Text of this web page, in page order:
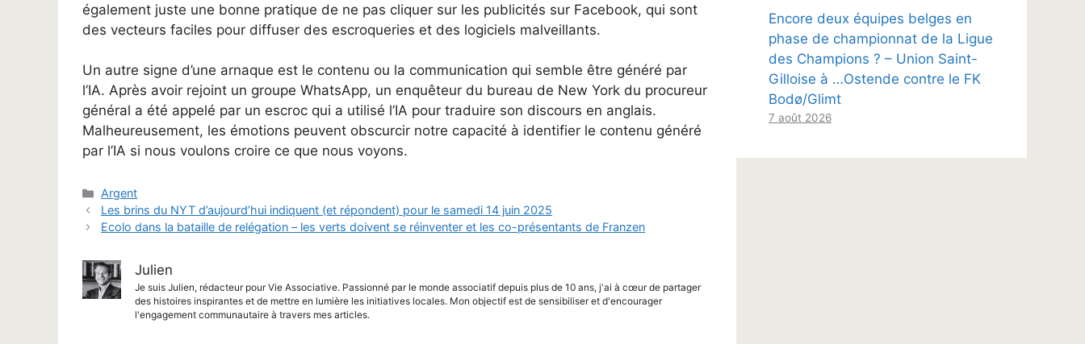
également juste une bonne pratique de ne pas cliquer sur les publicités sur Facebook, qui sont
des vecteurs faciles pour diffuser des escroqueries et des logiciels malveillants.
Un autre signe d’une arnaque est le contenu ou la communication qui semble être généré par
l’IA. Après avoir rejoint un groupe WhatsApp, un enquêteur du bureau de New York du procureur
général a été appelé par un escroc qui a utilisé l’IA pour traduire son discours en anglais.
Malheureusement, les émotions peuvent obscurcir notre capacité à identifier le contenu généré
par l’IA si nous voulons croire ce que nous voyons.
Catégories
Argent
Les brins du NYT d’aujourd’hui indiquent (et répondent) pour le samedi 14 juin 2025
Ecolo dans la bataille de relégation – les verts doivent se réinventer et les co-présentants de Franzen
Julien
Je suis Julien, rédacteur pour Vie Associative. Passionné par le monde associatif depuis plus de 10 ans, j'ai à cœur de partager
des histoires inspirantes et de mettre en lumière les initiatives locales. Mon objectif est de sensibiliser et d'encourager
l'engagement communautaire à travers mes articles.
Encore deux équipes belges en
phase de championnat de la Ligue
des Champions ? – Union Saint-
Gilloise à …Ostende contre le FK
Bodø/Glimt
7 août 2026